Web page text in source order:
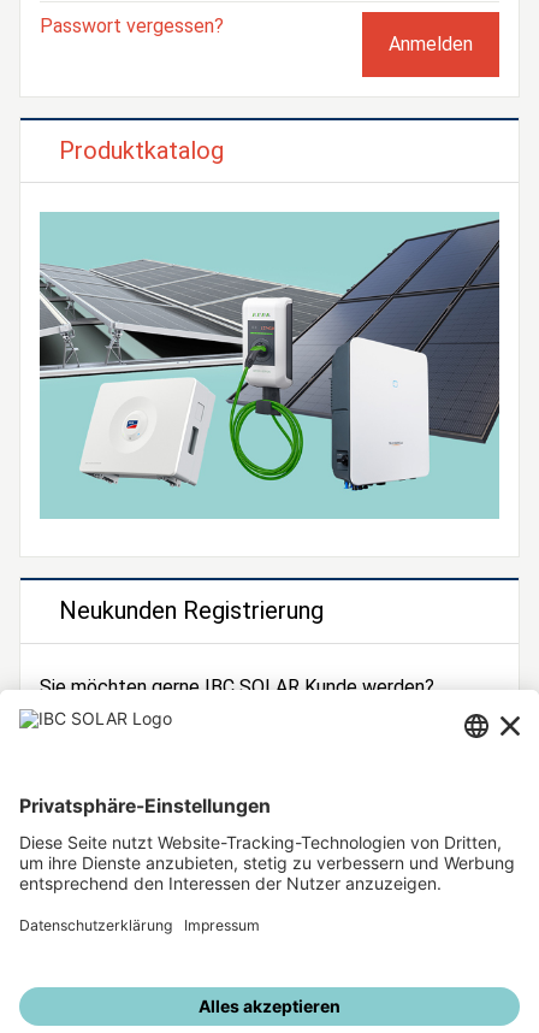
Passwort vergessen?
Produktkatalog
Neukunden Registrierung
Sie möchten gerne IBC SOLAR Kunde werden?
Dann registrieren Sie sich jetzt!
Unsere weiteren Angebote
IBC SOLAR Webseite